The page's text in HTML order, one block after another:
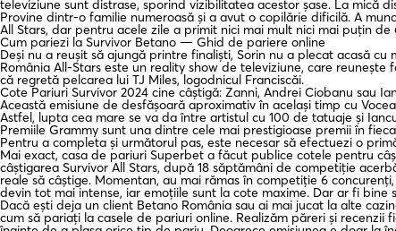
televiziune sunt distrase, sporind vizibilitatea acestor șase. La mică
Provine dintr-o familie numeroasă și a avut o copilărie dificilă. A
All Stars, dar pentru acele zile a primit nici mai mult nici mai puțin
Cum pariezi la Survivor Betano — Ghid de pariere online
Deși nu a reușit să ajungă printre finaliști, Sorin nu a plecat acasă
România All-Stars este un reality show de televiziune, care
că regretă pelcarea lui TJ Miles, logodnicul Franciscăi.
Cote Pariuri Survivor 2024 cine câștigă: Zanni, Andrei Ciobanu sau
Această emisiune de desfășoară aproximativ în același timp cu
Astfel, lupta cea mare se va da între artistul cu 100 de tatuaje și
Premiile Grammy sunt una dintre cele mai prestigioase premii în
Pentru a completa și următorul pas, este necesar să efectuezi o
Mai exact, casa de pariuri Superbet a făcut publice cotele pentru
câștigarea Survivor All Stars, după 18 săptămâni de competiție
reale să câștige. Momentan, au mai rămas în competiție 6
devin tot mai intense, iar emoțiile sunt la cote maxime. Dar ar fi
Dacă ești deja un client Betano România sau ai mai jucat la alte
cum să pariați la casele de pariuri online. Realizăm păreri și